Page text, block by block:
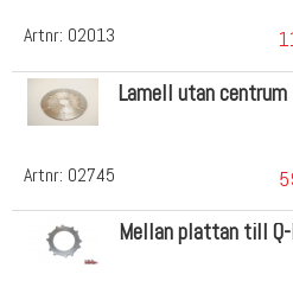
Artnr: 02013
Artnr: 02745
Lamell utan centrum
Mellan plattan till Q-